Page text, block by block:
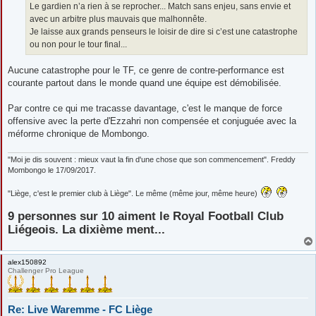
Le gardien n’a rien à se reprocher... Match sans enjeu, sans envie et
avec un arbitre plus mauvais que malhonnête.
Je laisse aux grands penseurs le loisir de dire si c’est une catastrophe
ou non pour le tour final...
Aucune catastrophe pour le TF, ce genre de contre-performance est
courante partout dans le monde quand une équipe est démobilisée.
Par contre ce qui me tracasse davantage, c'est le manque de force
offensive avec la perte d'Ezzahri non compensée et conjuguée avec la
méforme chronique de Mombongo.
"Moi je dis souvent : mieux vaut la fin d'une chose que son commencement". Freddy
Mombongo le 17/09/2017.
"Liège, c'est le premier club à Liège". Le même (même jour, même heure)
9 personnes sur 10 aiment le Royal Football Club
Liégeois. La dixième ment...
alex150892
Challenger Pro League
Re: Live Waremme - FC Liège